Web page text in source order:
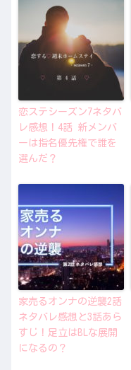
恋ステシーズン7ネタバ
レ感想！4話 新メンバ
ーは指名優先権で誰を
選んだ？
家売るオンナの逆襲2話
ネタバレ感想と3話あら
すじ！足立はBLな展開
になるの？